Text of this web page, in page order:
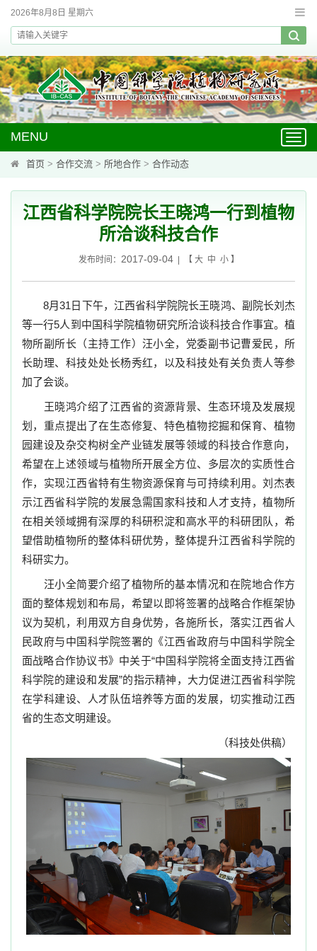
2026年8月8日 星期六
MENU
首页 > 合作交流 > 所地合作 > 合作动态
江西省科学院院长王晓鸿一行到植物
所洽谈科技合作
发布时间： 2017-09-04| 【 大 中 小】
8月31 日下午，江西省科学院院长王晓鸿、副院长刘杰
等一行5人到中国科学院植物研究所洽谈科技合作事宜。植
物所副所长（主持工作）汪小全，党委副书记曹爱民，所
长助理、科技处处长杨秀红，以及科技处有关负责人等参
加了会谈。
王晓鸿介绍了江西省的资源背景、生态环境及发展规
划，重点提出了在生态修复、特色植物挖掘和保育、植物
园建设及杂交构树全产业链发展等领域的科技合作意向，
希望在上述领域与植物所开展全方位、多层次的实质性合
作，实现江西省特有生物资源保育与可持续利用。刘杰表
示江西省科学院的发展急需国家科技和人才支持，植物所
在相关领域拥有深厚的科研积淀和高水平的科研团队，希
望借助植物所的整体科研优势，整体提升江西省科学院的
科研实力。
汪小全简要介绍了植物所的基本情况和在院地合作方
面的整体规划和布局，希望以即将签署的战略合作框架协
议为契机，利用双方自身优势，各施所长，落实江西省人
民政府与中国科学院签署的《江西省政府与中国科学院全
面战略合作协议书》中关于“中国科学院将全面支持江西省
科学院的建设和发展”的指示精神，大力促进江西省科学院
在学科建设、人才队伍培养等方面的发展，切实推动江西
省的生态文明建设。
（科技处供稿）